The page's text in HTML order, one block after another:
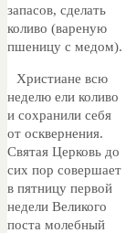
запасов, сделать
коливо (вареную
пшеницу с медом).
Христиане всю
неделю ели коливо
и сохранили себя
от осквернения.
Святая Церковь до
сих пор совершает
в пятницу первой
недели Великого
поста молебный